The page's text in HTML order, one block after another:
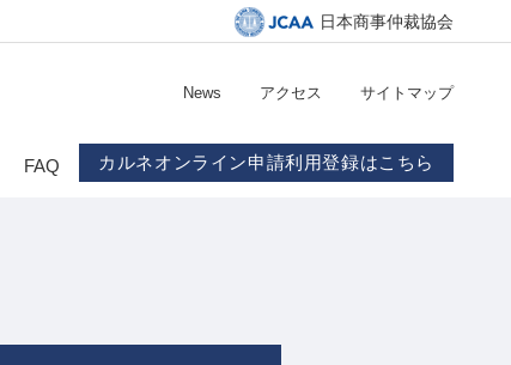
日本商事仲裁協会
News アクセス サイトマップ
FAQ カルネオンライン申請利用登録はこちら